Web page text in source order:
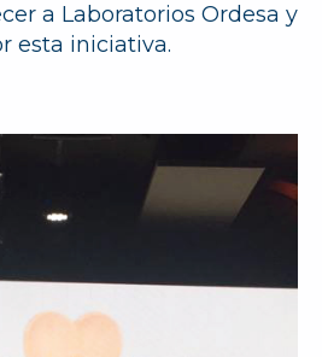
a Laboratorios Ordesa y
esta iniciativa.